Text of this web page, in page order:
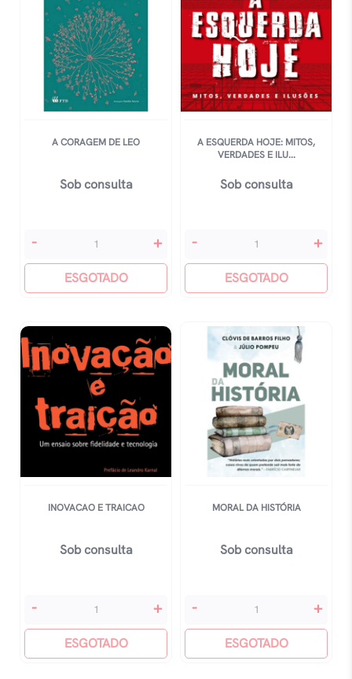
Barros
quantidade
A CORAGEM DE LEO
Sob consulta
Leo
- +
ESGOTADO
A ESQUERDA HOJE: MITOS,
VERDADES E ILU...
Sob consulta
Mitos,
Ilusões
quantidade
- +
ESGOTADO
INOVACAO E TRAICAO
Sob consulta
Inovacao
Traicao
quantidade
- +
ESGOTADO
MORAL DA HISTÓRIA
Sob consulta
Moral
História
quantidade
- +
ESGOTADO